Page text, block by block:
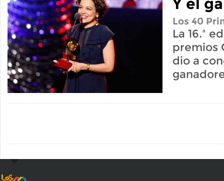
Los 40
La 16.ª
premios
dio a